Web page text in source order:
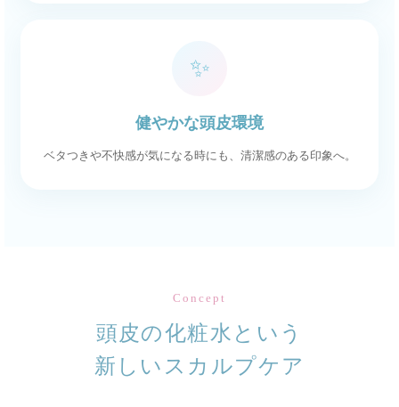
✨
健やかな頭皮環境
ベタつきや不快感が気になる時にも、清潔感のある印象へ。
Concept
頭皮の化粧水という
新しいスカルプケア